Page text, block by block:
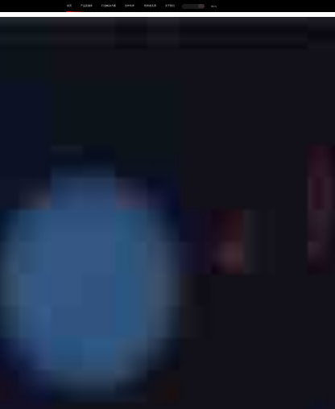
首页 产品及服务 行业解决方案 合作伙伴 投资者关系 关于我们 中EN